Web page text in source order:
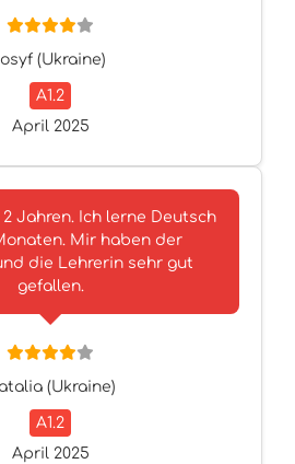
Iosyf (Ukraine)
A1.2
April 2025
2 Jahren. Ich lerne Deutsch
Mir haben der
die Lehrerin sehr gut
gefallen.
(Ukraine)
A1.2
April 2025